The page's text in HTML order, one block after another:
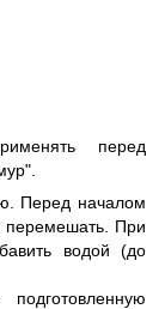
перед
Перед началом
перемешать. При
водой (до